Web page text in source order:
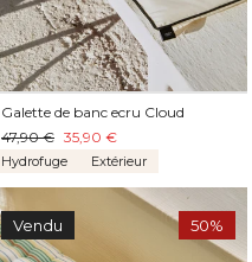
Galette de banc ecru Cloud
47,90 € 35,90 €
Hydrofuge Extérieur
Vendu 50%